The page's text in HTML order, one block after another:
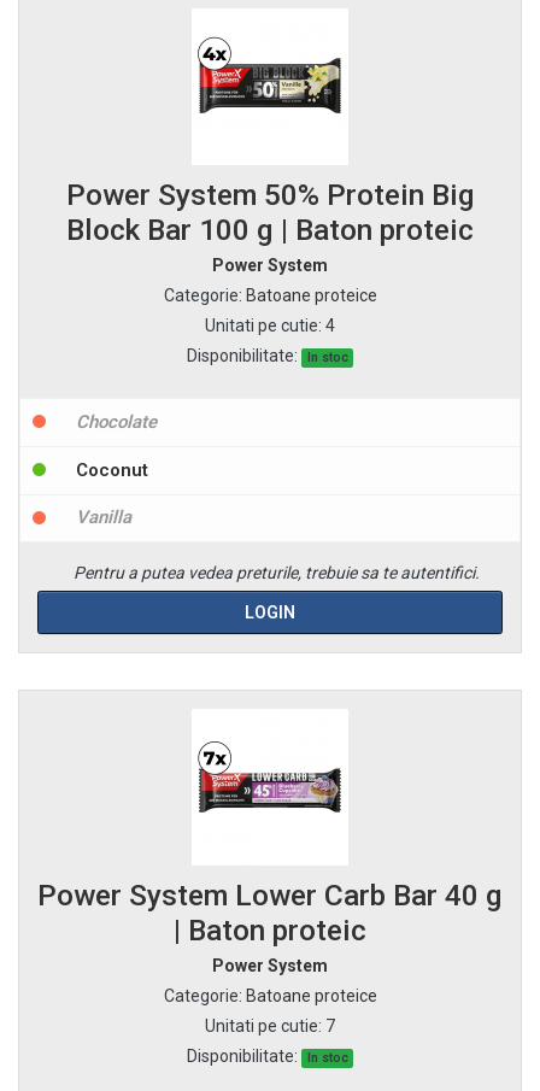
Power System 50% Protein Big
Block Bar 100 g | Baton proteic
Power System
Categorie: Batoane proteice
Unitati pe cutie: 4
Disponibilitate:
In stoc
Chocolate
Coconut
Vanilla
Pentru a putea vedea preturile, trebuie sa te autentifici.
LOGIN
Power System Lower Carb Bar 40 g
| Baton proteic
Power System
Categorie: Batoane proteice
Unitati pe cutie: 7
Disponibilitate:
In stoc